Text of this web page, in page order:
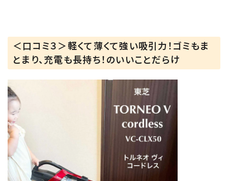
＜口コミ３＞軽くて薄くて強い吸引力！ゴミもま
とまり、充電も長持ち！のいいことだらけ